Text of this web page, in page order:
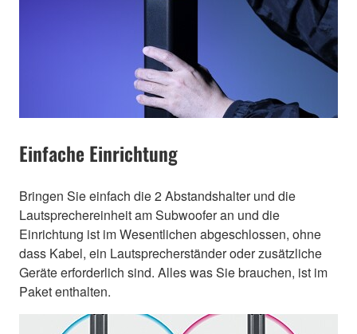
Einfache Einrichtung
Bringen Sie einfach die 2 Abstandshalter und die
Lautsprechereinheit am Subwoofer an und die
Einrichtung ist im Wesentlichen abgeschlossen, ohne
dass Kabel, ein Lautsprecherständer oder zusätzliche
Geräte erforderlich sind. Alles was Sie brauchen, ist im
Paket enthalten.